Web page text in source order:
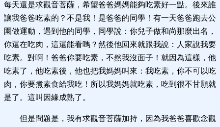
每天還是求觀音菩薩，希望爸爸媽媽能夠吃素好一點。後來誰
讓我爸爸吃素的？不是我！是爸爸的同學！有一天爸爸跑去公
園做運動，遇到他的同學，同學說：你兒子做和尚那麼出名，
你還在吃肉，這還能看嗎？然後他回來就跟我說：人家說我要
吃素。對啊！爸爸你要吃素，不然我沒面子！就因為這樣，他
吃素了，他吃素後，他也把我媽媽叫來：我吃素，你不可以吃
肉，你要煮素食給我吃！所以我媽媽就吃素，吃到很不甘願就
是了。這叫因緣成熟了。
但是問題是，我有求觀音菩薩加持，因為我爸爸喜歡念觀